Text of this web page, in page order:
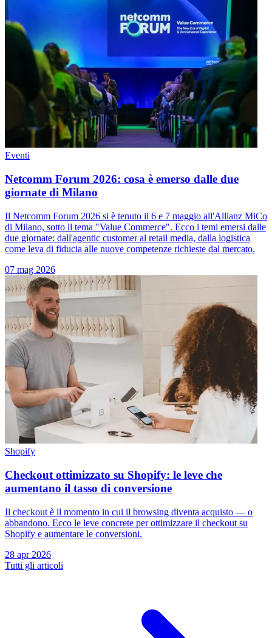
Eventi
Netcomm Forum 2026: cosa è emerso dalle due
giornate di Milano
Il Netcomm Forum 2026 si è tenuto il 6 e 7 maggio all'Allianz MiCo
di Milano, sotto il tema "Value Commerce". Ecco i temi emersi dalle
due giornate: dall'agentic customer al retail media, dalla logistica
come leva di fiducia alle nuove competenze richieste dal mercato.
07 mag 2026
Shopify
Checkout ottimizzato su Shopify: le leve che
aumentano il tasso di conversione
Il checkout è il momento in cui il browsing diventa acquisto — o
abbandono. Ecco le leve concrete per ottimizzare il checkout su
Shopify e aumentare le conversioni.
28 apr 2026
Tutti gli articoli